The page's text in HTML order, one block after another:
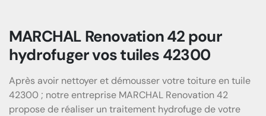
MARCHAL Renovation 42 pour
hydrofuger vos tuiles 42300
Après avoir nettoyer et démousser votre toiture en tuile
42300 ; notre entreprise MARCHAL Renovation 42
propose de réaliser un traitement hydrofuge de votre